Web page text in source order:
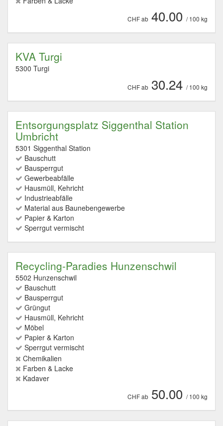
CHF ab 40.00 / 100 kg
KVA Turgi
5300 Turgi
CHF ab 30.24 / 100 kg
Entsorgungsplatz Siggenthal Station
Umbricht
5301 Siggenthal Station
Bauschutt
Bausperrgut
Gewerbeabfälle
Hausmüll, Kehricht
Industrieabfälle
Material aus Baunebengewerbe
Papier & Karton
Sperrgut vermischt
Recycling-Paradies Hunzenschwil
5502 Hunzenschwil
Bauschutt
Bausperrgut
Grüngut
Hausmüll, Kehricht
Möbel
Papier & Karton
Sperrgut vermischt
Chemikalien
Farben & Lacke
Kadaver
CHF ab 50.00 / 100 kg